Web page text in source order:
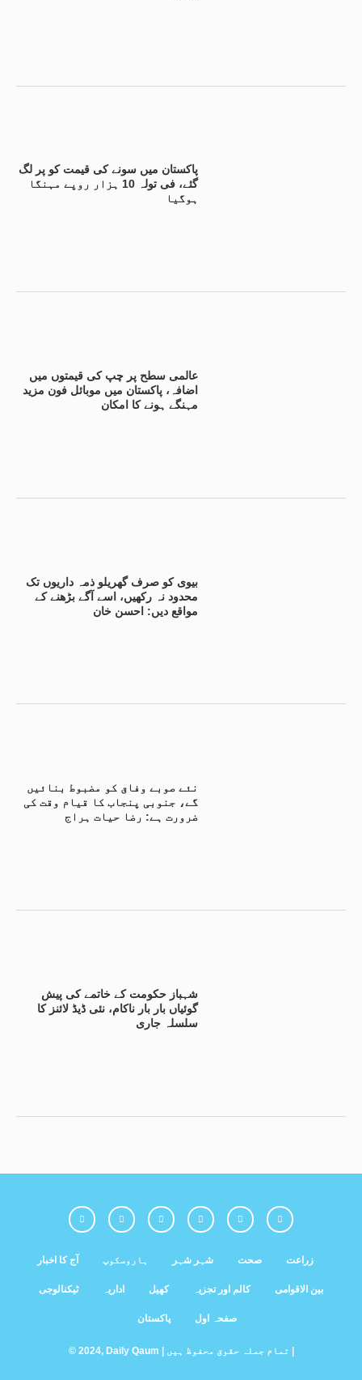
پاکستان میں سونے کی قیمت کو پر لگ
گئے، فی تولہ 10 ہزار روپے مہنگا
ہوگیا
عالمی سطح پر چپ کی قیمتوں میں
اضافہ، پاکستان میں موبائل فون مزید
مہنگے ہونے کا امکان
بیوی کو صرف گھریلو ذمہ داریوں تک
محدود نہ رکھیں، اسے آگے بڑھنے کے
مواقع دیں: احسن خان
نئے صوبے وفاق کو مضبوط بنائیں
گے، جنوبی پنجاب کا قیام وقت کی
ضرورت ہے: رضا حیات ہراج
شہباز حکومت کے خاتمے کی پیش
گوئیاں بار بار ناکام، نئی ڈیڈ لائنز کا
سلسلہ جاری
آج کا اخبار ہاروسکوپ شہر شہر صحت زراعت
ٹیکنالوجی اداریہ کھیل کالم اور تجزیہ بین الاقوامی
پاکستان صفحہ اول
© 2024, Daily Qaum | تمام جملہ حقوق محفوظ ہیں |